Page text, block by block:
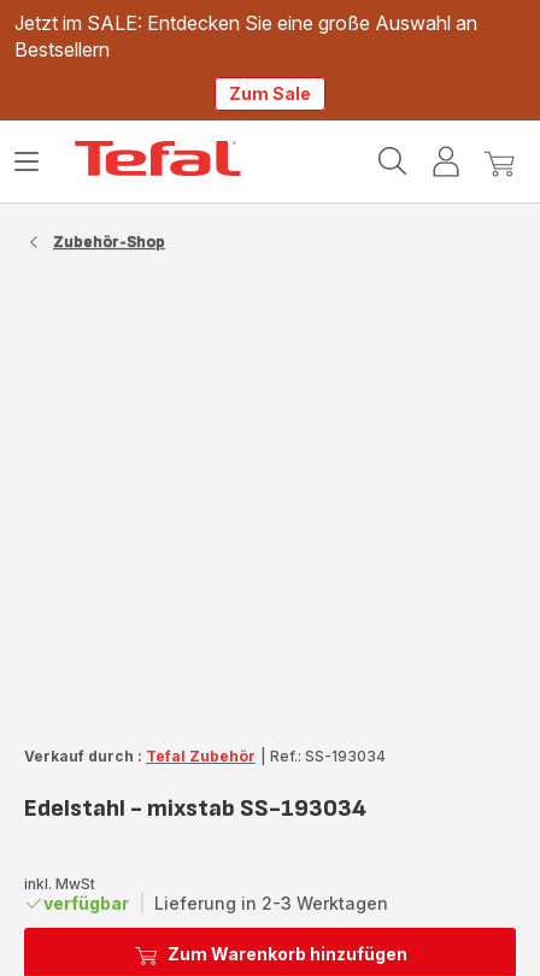
Jetzt im SALE: Entdecken Sie eine große Auswahl an
Bestsellern
Zum Sale
Mein
Mein
Das
Zubehör-Shop
Verkauf durch : Tefal Zubehör Ref.: SS-193034
Edelstahl - mixstab SS-193034
inkl. MwSt
verfügbar Lieferung in 2-3 Werktagen
Zum Warenkorb hinzufügen